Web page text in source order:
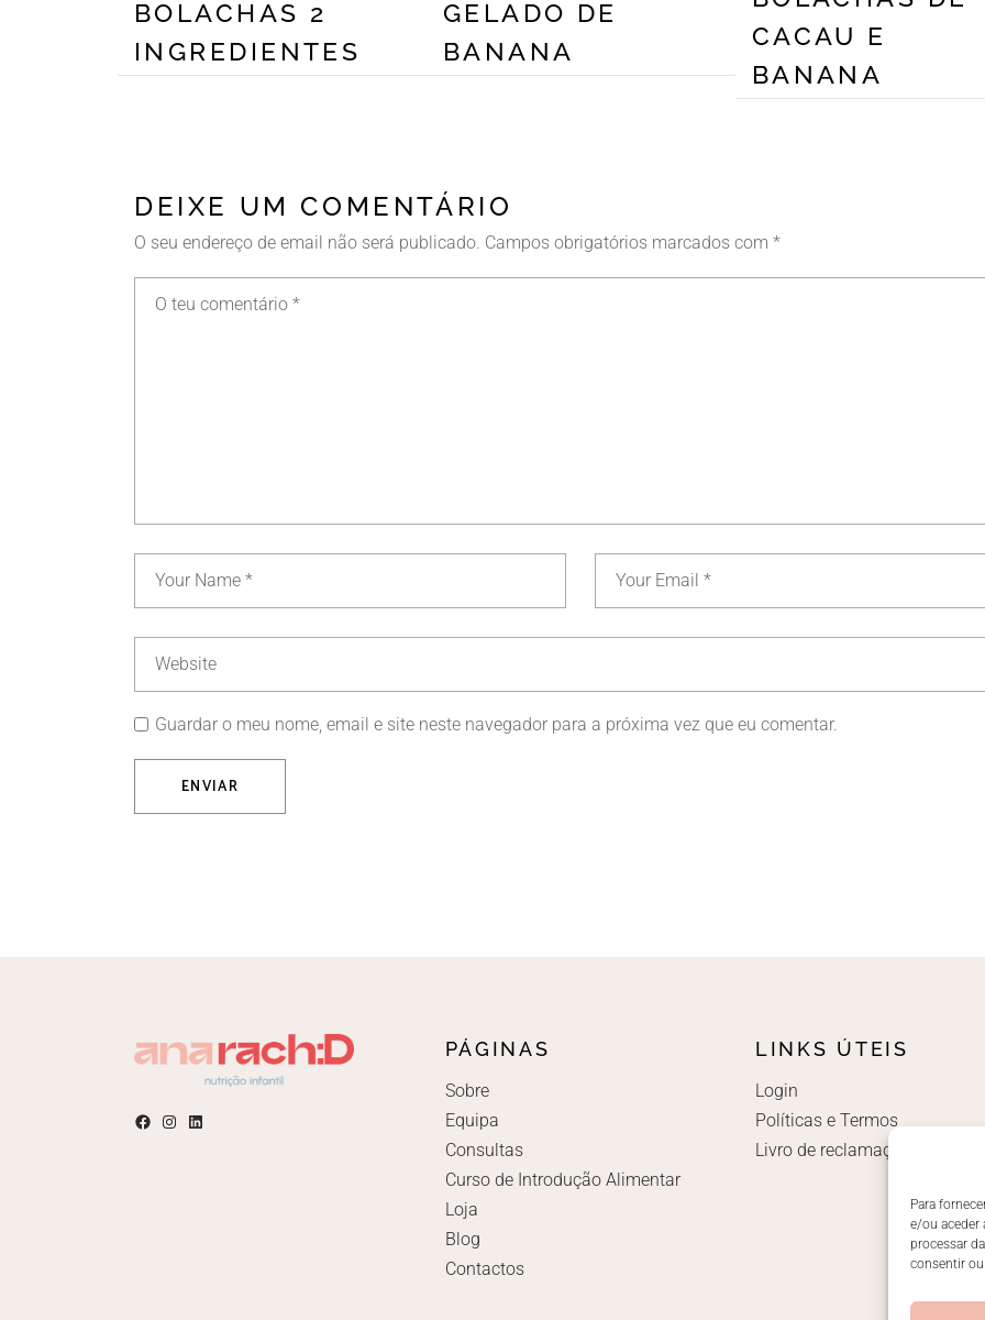
Para
e/ou aceder
processar
consentir
BOLACHAS 2
INGREDIENTES
GELADO DE
BANANA
CACAU E
BANANA
DEIXE UM COMENTÁRIO
O seu endereço de email não será publicado. Campos obrigatórios marcados com *
Guardar o meu nome, email e site neste navegador para a próxima vez que eu comentar.
ENVIAR
PÁGINAS
Sobre
Equipa
Consultas
Curso de Introdução Alimentar
Loja
Blog
Contactos
LINKS ÚTEIS
Login
Políticas e Termos
Livro de reclamações